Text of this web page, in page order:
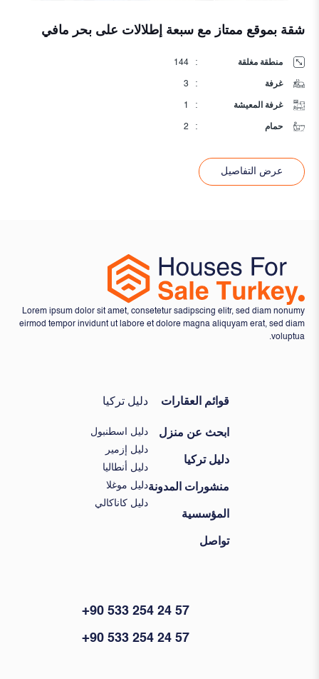
مدخلات عالية
منطقة مغلقة :
75
غرفة :
2
غرفة المعيشة :
1
حمام :
1
عرض التفاصيل
Lorem ipsum dolor sit amet, consetetur sadipscing elitr, sed diam nonumy
eirmod tempor invidunt ut labore et dolore magna aliquyam erat, sed diam
voluptua.
قوائم العقارات
ابحث عن منزل
دليل تركيا
منشورات المدونة
المؤسسية
تواصل
دليل تركيا
دليل اسطنبول
دليل إزمير
دليل أنطاليا
دليل موغلا
دليل كاناكالي
+90 533 254 24 57
+90 533 254 24 57